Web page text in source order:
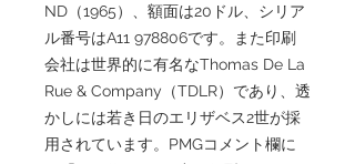
ND（1965）、額面は20ドル、シリア
ル番号はA11 978806です。また印刷
会社は世界的に有名なThomas De La
Rue & Company（TDLR）であり、透
かしには若き日のエリザベス2世が採
用されています。PMGコメント欄に